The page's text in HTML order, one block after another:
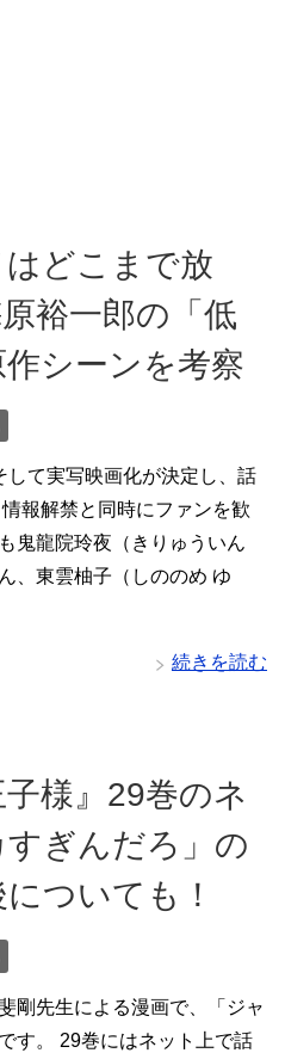
どこまで放
裕一郎の「低
シーンを考察
て実写映画化が決定し、話
報解禁と同時にファンを歓
鬼龍院玲夜（きりゅういん
、東雲柚子（しののめ ゆ
続きを読む
子様』29巻のネ
ぎんだろ」の
ついても！
剛先生による漫画で、「ジャ
す。 29巻にはネット上で話